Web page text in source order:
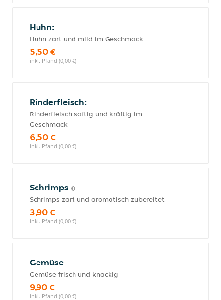
Huhn:
Huhn zart und mild im Geschmack
5,50 €
inkl. Pfand (0,00 €)
Rinderfleisch:
Rinderfleisch saftig und kräftig im
Geschmack
6,50 €
inkl. Pfand (0,00 €)
Schrimps
Schrimps zart und aromatisch zubereitet
3,90 €
inkl. Pfand (0,00 €)
Gemüse
Gemüse frisch und knackig
9,90 €
inkl. Pfand (0,00 €)